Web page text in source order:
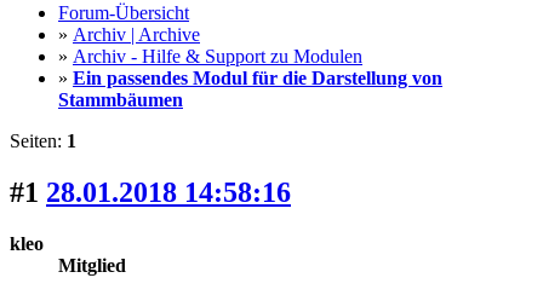
Forum-Übersicht
» Archiv | Archive
» Archiv - Hilfe & Support zu Modulen
» Ein passendes Modul für die Darstellung von
Stammbäumen
Seiten: 1
#1 28.01.2018 14:58:16
kleo
Mitglied